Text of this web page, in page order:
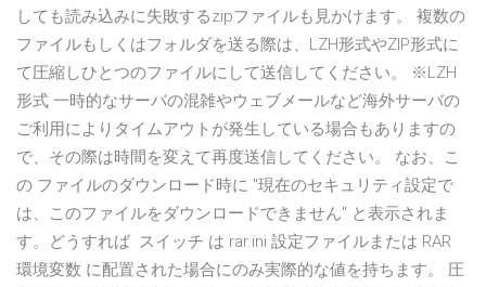
しても読み込みに失敗するzipファイルも見かけます。 複数の
ファイルもしくはフォルダを送る際は、LZH形式やZIP形式に
て圧縮しひとつのファイルにして送信してください。 ※LZH
形式 一時的なサーバの混雑やウェブメールなど海外サーバの
ご利用によりタイムアウトが発生している場合もありますの
で、その際は時間を変えて再度送信してください。 なお、こ
の ファイルのダウンロード時に "現在のセキュリティ設定で
は、このファイルをダウンロードできません" と表示されま
す。どうすれば スイッチ は rar.ini 設定ファイルまたは RAR
環境変数 に配置された場合にのみ実際的な値を持ちます。 圧